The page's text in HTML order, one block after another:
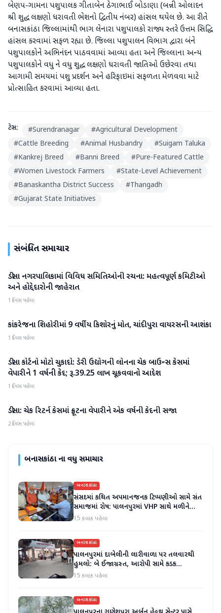
બેણપ-ગામના પશુપાલક ગીતાબેન ઠેગાભાઈ બોડાણા (બન્ની ઓલાદન
શ્રી શુદ્ધ લક્ષણો ધરાવતી ભેશનો દ્વિતીય નંબર) હાંસલ થયેલ છે. આ રીતે
બનાસકાંઠા જિલ્લામાંથી ભાગ લેનારા પશુપાલકો રાજ્ય સ્તરે ઉત્તમ સિદ્ધિ
હાંસલ કરવામાં સફળ રહ્યા છે. જિલ્લા પશુપાલન વિભાગ દ્વારા બંને
પશુપાલકોને અભિનંદન પાઠવવામાં આવ્યા હતા અને જિલ્લાના અન્ય
પશુપાલકોને વધુ ને વધુ શુદ્ધ લક્ષણો ધરાવતી જાતિઓ ઉછેરવા તથા
આગામી સમયમાં પશુ પ્રદર્શન અને હરિફાઇમાં સફળતા મેળવવા માટે
પ્રોત્સાહિત કરવામાં આવ્યા હતા.
ટેગ્સ: #Surendranagar #Agricultural Development
#Cattle Breeding #Animal Husbandry #Suigam Taluka
#Kankrej Breed #Banni Breed #Pure-Featured Cattle
#Women Livestock Farmers #State-Level Achievement
#Banaskantha District Success #Thangadh
#Gujarat State Initiatives
સંબંધિત સમાચાર
બનાસકાંઠા
ડીસા નગરપાલિકામાં વિવિધ સમિતિઓની રચના: મહત્વપૂર્ણ કમિટીઓ
અને હોદ્દેદારોની જાહેરાત
1 દિવસ પહેલા
બનાસકાંઠા કાંકરેજના શિહોરીમાં 9 વર્ષીય કિશોરનું મોત, ચાંદીપુરા વાયરસની આશંકા
1 દિવસ પહેલા
બનાસકાંઠા
ડીસા કોર્ટનો મોટો ચુકાદો: ડેરી ઉદ્યોગની લોનના ચેક બાઉન્સ કેસમાં
વેપારીને 1 વર્ષની કેદ; રૂ.39.25 લાખ ચૂકવવાનો આદેશ
1 દિવસ પહેલા
બનાસકાંઠા
ડીસા: ચેક રિટર્ન કેસમાં ફ્રૂટના વેપારીને એક વર્ષની કેદની સજા
2 દિવસ પહેલા
બનાસકાંઠાના વધુ સમાચાર
બનાસકાંઠા
સંસદમાં કથિત અપમાનજનક ટિપ્પણીઓ સામે સંત
સમાજમાં રોષ: પાલનપુરમાં VHP સાથે મળીને
અધિક કલેક્ટરને આવેદનપત્ર આપ્યું
15 કલાક પહેલા
બનાસકાંઠા
પાલનપુરમાં દાબેલીની લારીવાળા પર તલવારથી
હુમલો: બે ઈજાગ્રસ્ત, આરોપી સામે કડક
કાર્યવાહીની માંગ
15 કલાક પહેલા
બનાસકાંઠા